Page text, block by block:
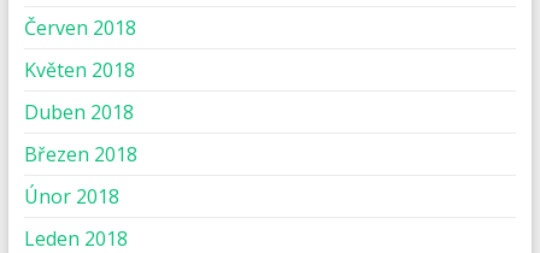
Červen 2018
Květen 2018
Duben 2018
Březen 2018
Únor 2018
Leden 2018